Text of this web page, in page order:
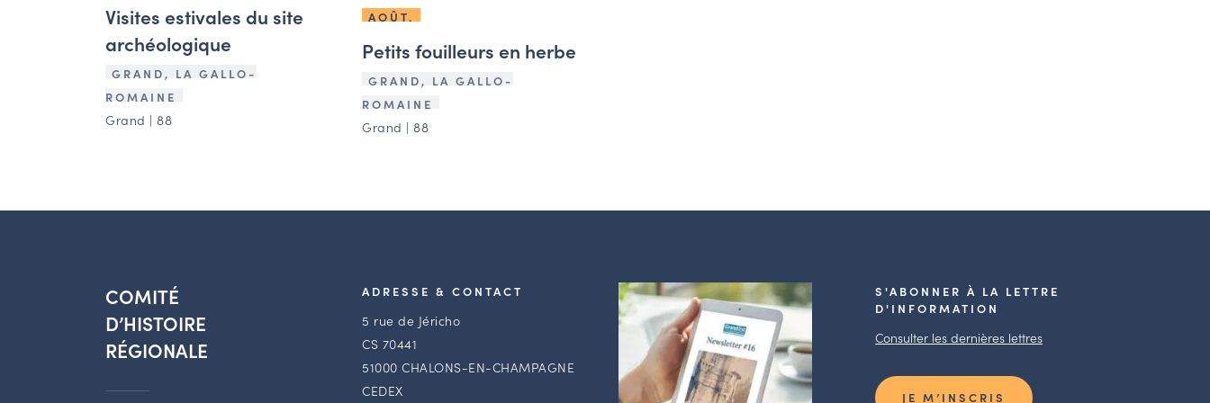
Visites estivales du site
archéologique
GRAND, LA GALLO-
ROMAINE
Grand | 88
AOÛT.
Petits fouilleurs en herbe
GRAND, LA GALLO-
ROMAINE
Grand | 88
COMITÉ
D’HISTOIRE
RÉGIONALE
ADRESSE & CONTACT
5 rue de Jéricho
CS 70441
51000 CHALONS-EN-CHAMPAGNE
CEDEX
S'ABONNER À LA LETTRE
D'INFORMATION
Consulter les dernières lettres
JE M’INSCRIS